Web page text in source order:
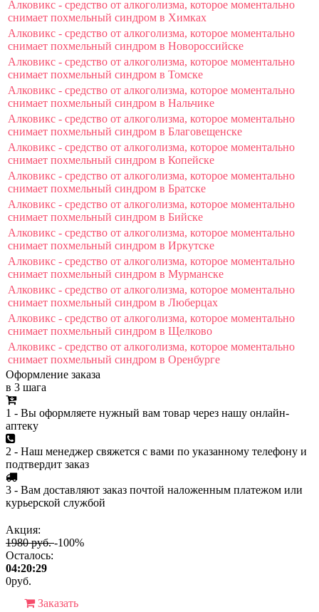
Алковикс - средство от алкоголизма, которое моментально
снимает похмельный синдром в Химках
Алковикс - средство от алкоголизма, которое моментально
снимает похмельный синдром в Новороссийске
Алковикс - средство от алкоголизма, которое моментально
снимает похмельный синдром в Томске
Алковикс - средство от алкоголизма, которое моментально
снимает похмельный синдром в Нальчике
Алковикс - средство от алкоголизма, которое моментально
снимает похмельный синдром в Благовещенске
Алковикс - средство от алкоголизма, которое моментально
снимает похмельный синдром в Копейске
Алковикс - средство от алкоголизма, которое моментально
снимает похмельный синдром в Братске
Алковикс - средство от алкоголизма, которое моментально
снимает похмельный синдром в Бийске
Алковикс - средство от алкоголизма, которое моментально
снимает похмельный синдром в Иркутске
Алковикс - средство от алкоголизма, которое моментально
снимает похмельный синдром в Мурманске
Алковикс - средство от алкоголизма, которое моментально
снимает похмельный синдром в Люберцах
Алковикс - средство от алкоголизма, которое моментально
снимает похмельный синдром в Щелково
Алковикс - средство от алкоголизма, которое моментально
снимает похмельный синдром в Оренбурге
Оформление заказа
в 3 шага
1 - Вы оформляете нужный вам товар через нашу онлайн-
аптеку
2 - Наш менеджер свяжется с вами по указанному телефону и
подтвердит заказ
3 - Вам доставляют заказ почтой наложенным платежом или
курьерской службой
Акция:
1980 руб.-100%
Осталось:
04:20:29
0руб.
Заказать